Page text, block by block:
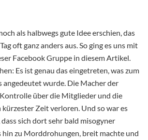
als halbwegs gute Idee erschien, das
oft ganz anders aus. So ging es uns mit
Facebook Gruppe in diesem Artikel.
Es ist genau das eingetreten, was zum
angedeutet wurde. Die Macher der
über die Mitglieder und die
kürzester Zeit verloren. Und so war es
sich dort sehr bald misogyner
hin zu Morddrohungen, breit machte und